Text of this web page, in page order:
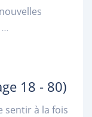
...
18 - 80)
sentir à la fois